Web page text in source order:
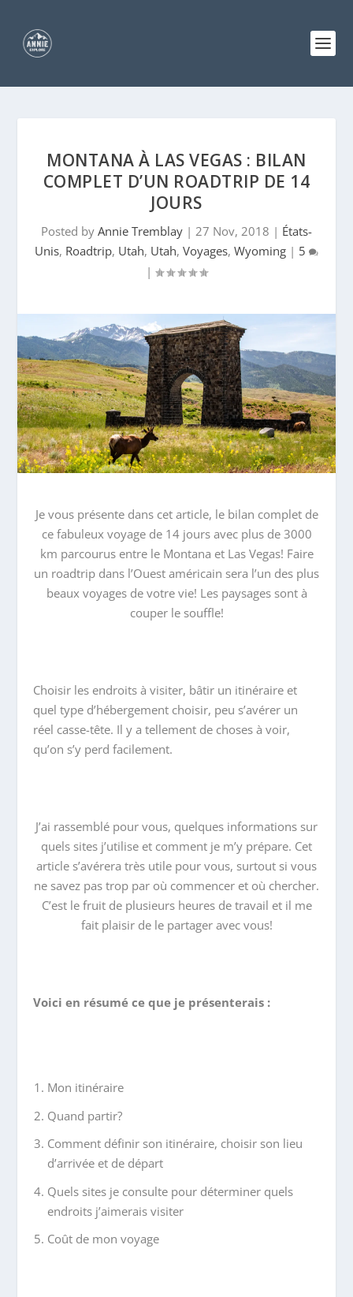
MONTANA À LAS VEGAS : BILAN
COMPLET D’UN ROADTRIP DE 14
JOURS
Posted by Annie Tremblay | 27 Nov, 2018 | États-
Unis, Roadtrip, Utah, Utah, Voyages, Wyoming | 5
|
Je vous présente dans cet article, le bilan complet de
ce fabuleux voyage de 14 jours avec plus de 3000
km parcourus entre le Montana et Las Vegas! Faire
un roadtrip dans l’Ouest américain sera l’un des plus
beaux voyages de votre vie! Les paysages sont à
couper le souffle!
Choisir les endroits à visiter, bâtir un itinéraire et
quel type d’hébergement choisir, peu s’avérer un
réel casse-tête. Il y a tellement de choses à voir,
qu’on s’y perd facilement.
J’ai rassemblé pour vous, quelques informations sur
quels sites j’utilise et comment je m’y prépare. Cet
article s’avérera très utile pour vous, surtout si vous
ne savez pas trop par où commencer et où chercher.
C’est le fruit de plusieurs heures de travail et il me
fait plaisir de le partager avec vous!
Voici en résumé ce que je présenterais :
Mon itinéraire
Quand partir?
Comment définir son itinéraire, choisir son lieu
d’arrivée et de départ
Quels sites je consulte pour déterminer quels
endroits j’aimerais visiter
Coût de mon voyage